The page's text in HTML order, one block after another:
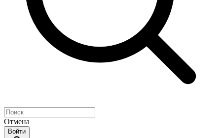
Отмена
Войти